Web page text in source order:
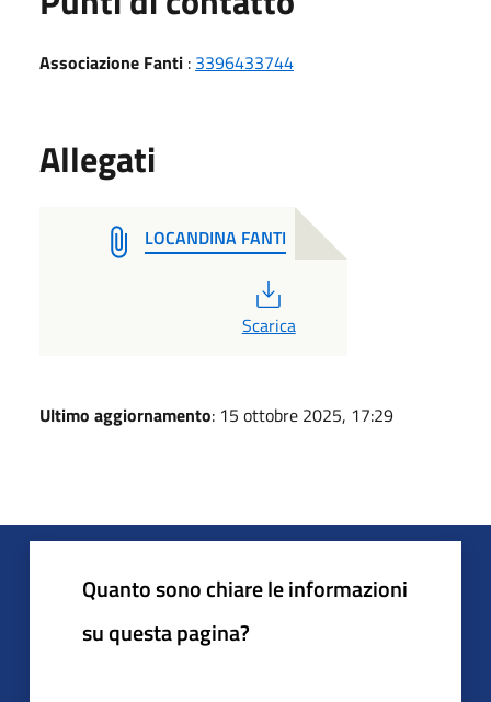
Associazione Fanti : 3396433744
Allegati
LOCANDINA FANTI
Scarica
Ultimo aggiornamento: 15 ottobre 2025, 17:29
Quanto sono chiare le informazioni
su questa pagina?